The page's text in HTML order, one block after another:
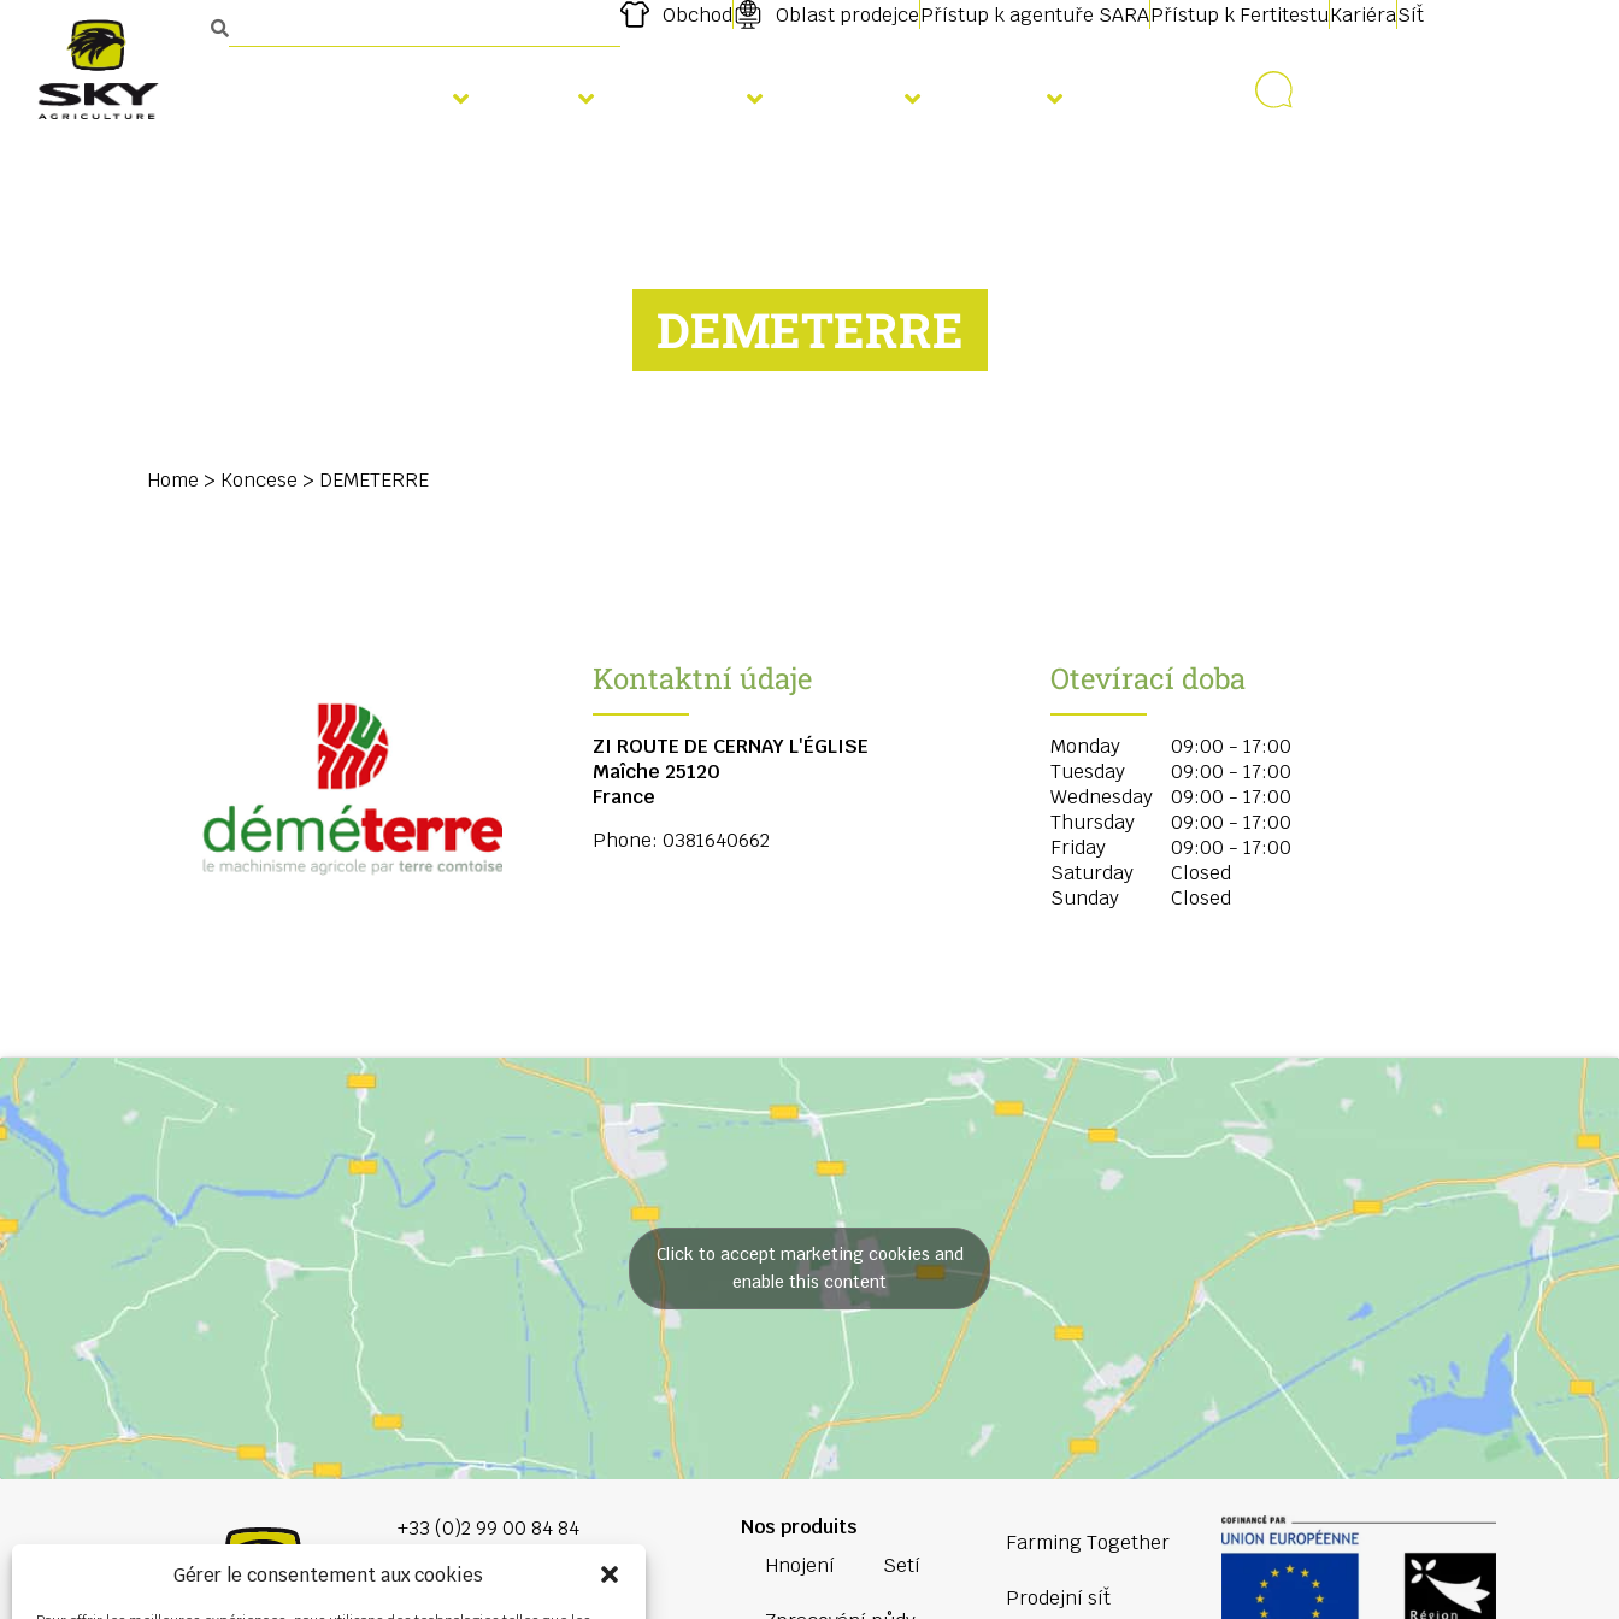
Gérer le consentement aux cookies
Obchod Oblast prodejcePřístup k agentuře SARAPřístup k FertitestuKariéraSíť
DEMETERRE
Home > Koncese > DEMETERRE
Kontaktní údaje
ZI ROUTE DE CERNAY L'ÉGLISE
Maîche 25120
France
Phone: 0381640662
Otevírací doba
Monday
09:00 - 17:00
Tuesday
09:00 - 17:00
Wednesday
09:00 - 17:00
Thursday
09:00 - 17:00
Friday
09:00 - 17:00
Saturday
Closed
Sunday
Closed
Click to accept marketing cookies and
enable this content
+33 (0)2 99 00 84 84
info@burel-group.com
Nos produits
Hnojení
Setí
Farming Together
Prodejní síť